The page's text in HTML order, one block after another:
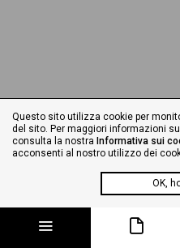
Questo sito utilizza cookie per
del sito. Per maggiori informazioni
consulta la nostra Informativa sui
acconsenti al nostro utilizzo dei
OK,